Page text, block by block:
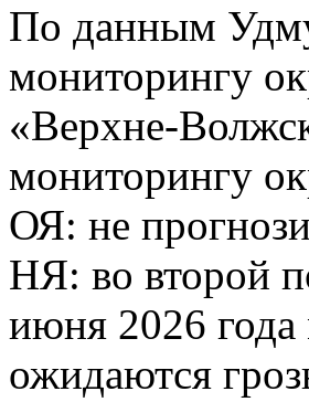
По данным
мониторингу
«Верхне-
мониторингу
ОЯ: не
НЯ: во второй
июня 2026 года
ожидаются